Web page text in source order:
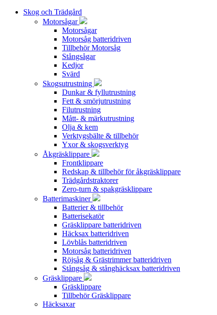
Skog och Trädgård
Motorsågar
Motorsågar
Motorsåg batteridriven
Tillbehör Motorsåg
Stångsågar
Kedjor
Svärd
Skogsutrustning
Dunkar & fyllutrustning
Fett & smörjutrustning
Filutrustning
Mått- & märkutrustning
Olja & kem
Verktygsbälte & tillbehör
Yxor & skogsverktyg
Åkgräsklippare
Frontklippare
Redskap & tillbehör för åkgräsklippare
Trädgårdstraktorer
Zero-turn & spakgräsklippare
Batterimaskiner
Batterier & tillbehör
Batterisekatör
Gräsklippare batteridriven
Häcksax batteridriven
Lövblås batteridriven
Motorsåg batteridriven
Röjsåg & Grästrimmer batteridriven
Stångsåg & stånghäcksax batteridriven
Gräsklippare
Gräsklippare
Tillbehör Gräsklippare
Häcksaxar